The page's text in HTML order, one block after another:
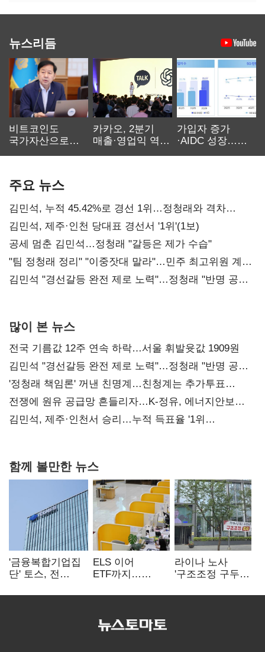
뉴스리듬
비트코인도
국가자산으로…'
카카오, 2분기
매출·영업익 역대
가입자 증가
·AIDC 성장…
주요 뉴스
김민석, 누적 45.42%로 경선 1위…정청래와 격차
0.86%p(2보)
김민석, 제주·인천 당대표 경선서 '1위'(1보)
공세 멈춘 김민석…정청래 "갈등은 제가 수습"
"팀 정청래 정리" "이중잣대 말라"…민주 최고위원 계파
다툼 격화
김민석 "경선갈등 완전 제로 노력"…정청래 "반명 공세
많이 본 뉴스
전국 기름값 12주 연속 하락…서울 휘발윳값 1909원
김민석 "경선갈등 완전 제로 노력"…정청래 "반명 공세
사과부터"
'정청래 책임론' 꺼낸 친명계…친청계는 추가투표
때리기
전쟁에 원유 공급망 흔들리자…K-정유, 에너지안보
핵심으로 재부상
김민석, 제주·인천서 승리…누적 득표율 '1위
함께 볼만한 뉴스
'금융복합기업집
단' 토스, 전
표준화
ELS 이어
ETF까지…
제동 걸린 은행
라이나 노사
'구조조정 구두